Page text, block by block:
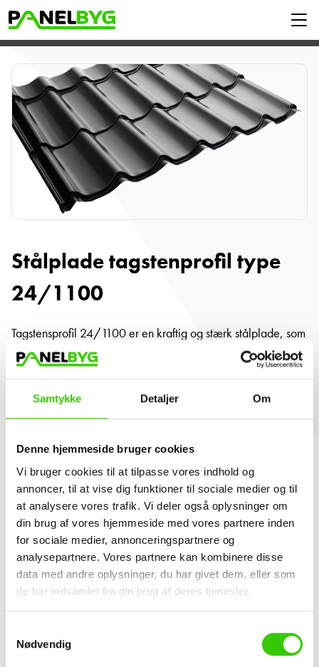
Samtykke Detaljer Om
Denne hjemmeside bruger cookies
Vi bruger cookies til at tilpasse vores indhold og
annoncer, til at vise dig funktioner til sociale medier og til
at analysere vores trafik. Vi deler også oplysninger om
din brug af vores hjemmeside med vores partnere inden
for sociale medier, annonceringspartnere og
analysepartnere. Vores partnere kan kombinere disse
data med andre oplysninger, du har givet dem, eller som
de har indsamlet fra din brug af deres tjenester.
Nødvendig
Stålplade tagstenprofil type
24/1100
Tagstensprofil 24/1100 er en kraftig og stærk stålplade, som
er beregnet til taget.
Det klassiske design er ideelt til både nybyggeri og
renovering af industri, erhverv og boliger.
Tagstensprofil stålpladerne er fremstillet af galvaniseret stål
er koldvalset og afkortet i de ønskede længder. Det gør
derfor at tagstensprofil 24/1100 passer godt til det nordiske
klima og de hårde omgivelser i og omkring industri og
landbrug.
Tagstensprofil 24/1100 er med en lysegrå beskyttelseslak
på bagsiden som skaber et lyst rum og gode trivselsvilkår og
godt velfærd til landbrugsbygninger.
Stålpladerne leveres efter ønske mål op til 10 m. Stort
udvalg i farver. Kan leveres med antikondens dug.